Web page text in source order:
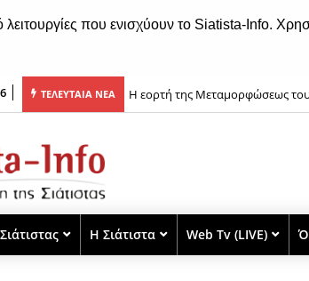
που ενισχύουν το Siatista-Info.
ΤΕΛΕΥΤΑΙΑ ΝΕΑ
θα χάσουν...» Η εορτή της Μεταμορφώσεως
Η Σιάτιστα Web Tv (LIVE)